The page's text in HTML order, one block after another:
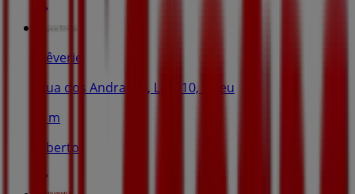
Rêverie
Rua dos Andrades, Loja 10, Viseu
5 m
Aberto